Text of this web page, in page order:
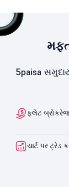
5paisa
ફ્લેટ બ્રોકરેજ
ચાર્ટ પર ટ્રેડ